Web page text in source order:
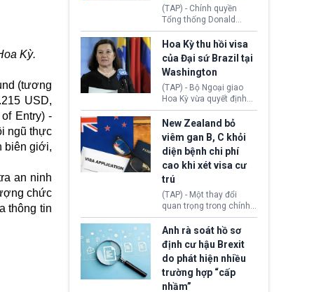
Kỳ.
(tương
USD,
Entry) -
ngũ thực
biên giới,
an ninh
chức
thông tin
(TAP) - Chính quyền
Tổng thống Donald
Trump đã hoàn trả
khoảng 100 tỷ USD thuế
quan từng thu theo Đạo
luật Quyền hạn Kinh tế
Khẩn cấp Quốc tế
(IEEPA). Động thái này
diễn ra sau phán quyết
hồi tháng 2 bởi Tòa án
Tối cao Hoa Kỳ
(SCOTUS) khi tuyên bố,
việc áp thuế diện rộng là
hoàn toàn bất hợp pháp.
Hoa Kỳ thu hồi visa
của Đại sứ Brazil tại
Washington
(TAP) - Bộ Ngoại giao
Hoa Kỳ vừa quyết định
thu hồi thị thực (visa)
của bà Maria Luiza
Ribeiro Viotti - Đại sứ
Brazil tại Washington.
Động thái trên diễn ra
trong bối cảnh tranh
chấp ngoại giao giữa
chính quyền Tổng thống
Donald Trump và chính
phủ cánh tả Tổng thống
da Silva đang leo thang
gay gắt.
New Zealand bỏ
viêm gan B, C khỏi
diện bệnh chi phí
cao khi xét visa cư
trú
(TAP) - Một thay đổi
quan trọng trong chính
sách nhập cư của New
Zealand đang mở ra
thêm cơ hội cho nhiều
người muốn định cư. Từ
nay, người mắc viêm
gan B hoặc viêm gan C
sẽ không còn bị mặc
Anh rà soát hồ sơ
định cư hậu Brexit
do phát hiện nhiều
trường hợp “cấp
nhầm”